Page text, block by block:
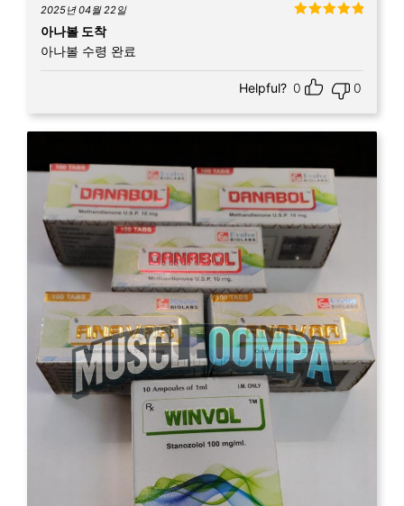
2025년 04월 22일
아나볼 도착
아나볼 수령 완료
Helpful? 0 0